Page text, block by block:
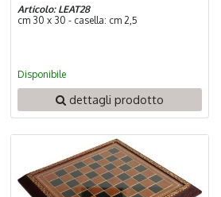
Articolo: LEAT28
cm 30 x 30 - casella: cm 2,5
Disponibile
dettagli prodotto